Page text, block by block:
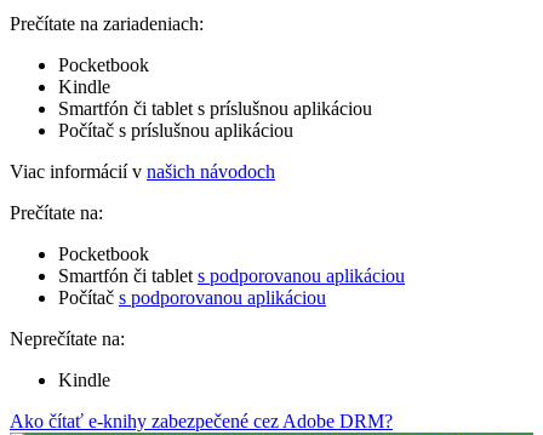
Prečítate na zariadeniach:
Pocketbook
Kindle
Smartfón či tablet s príslušnou aplikáciou
Počítač s príslušnou aplikáciou
Viac informácií v našich návodoch
Prečítate na:
Pocketbook
Smartfón či tablet s podporovanou aplikáciou
Počítač s podporovanou aplikáciou
Neprečítate na:
Kindle
Ako čítať e-knihy zabezpečené cez Adobe DRM?